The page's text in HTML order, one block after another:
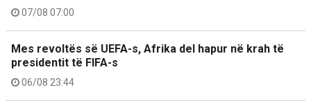
07/08 07:00
Mes revoltës së UEFA-s, Afrika del hapur në krah të
presidentit të FIFA-s
06/08 23:44